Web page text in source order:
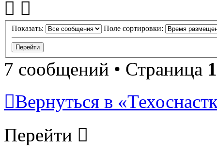
Показать: Поле сортировки:
7 сообщений • Страница 1
Вернуться в
Перейти